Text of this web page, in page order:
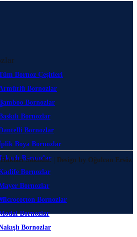
Bornoz Çeşitleri
Bornozlar
Bornozlar
Bornozlar
Bornozlar
Boya Bornozlar
Bornozlar
Bornozlar
Bornozlar
Bornozlar
Bornozlar
Bornozlar
Saklıdır. | Design by Oğulcan Ersöz